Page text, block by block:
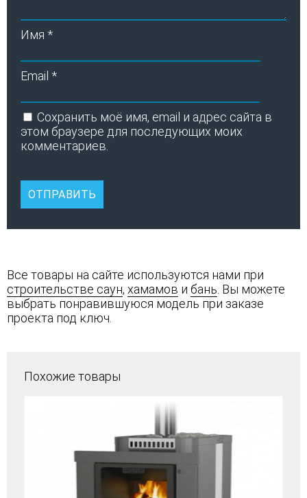
Имя *
Email *
Сохранить моё имя, email и адрес сайта в
этом браузере для последующих моих
комментариев.
Все товары на сайте используются нами при
строительстве саун, хамамов и бань . Вы можете
выбрать понравившуюся модель при заказе
проекта под ключ.
Похожие товары